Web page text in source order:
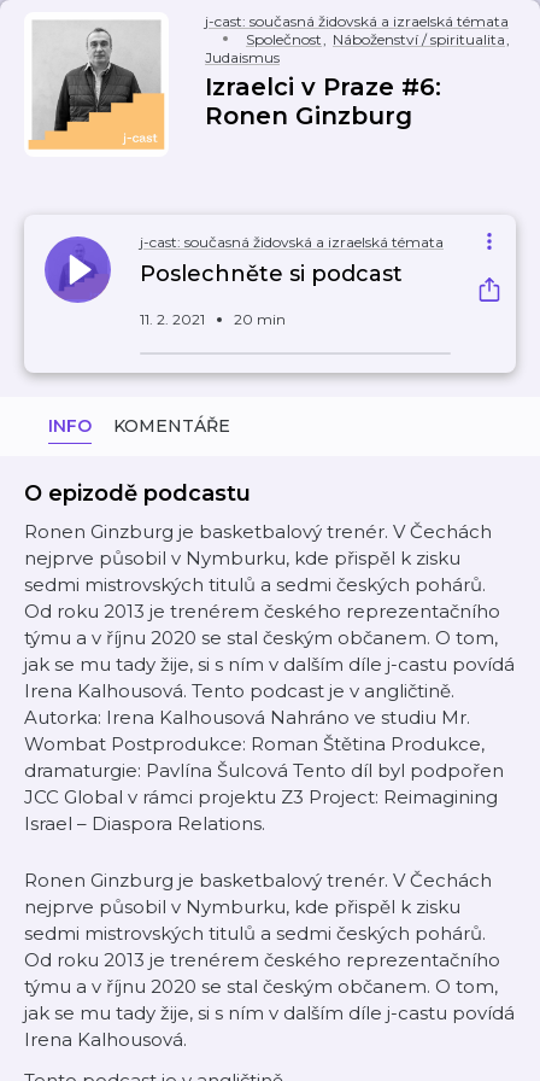
j-cast: současná židovská a izraelská témata
Společnost, Náboženství / spiritualita,
Judaismus
Izraelci v Praze #6:
Ronen Ginzburg
j-cast: současná židovská a izraelská témata
Poslechněte si podcast
11. 2. 2021 20 min
INFO KOMENTÁŘE
O epizodě podcastu
Ronen Ginzburg je basketbalový trenér. V Čechách
nejprve působil v Nymburku, kde přispěl k zisku
sedmi mistrovských titulů a sedmi českých pohárů.
Od roku 2013 je trenérem českého reprezentačního
týmu a v říjnu 2020 se stal českým občanem. O tom,
jak se mu tady žije, si s ním v dalším díle j-castu povídá
Irena Kalhousová. Tento podcast je v angličtině.
Autorka: Irena Kalhousová Nahráno ve studiu Mr.
Wombat Postprodukce: Roman Štětina Produkce,
dramaturgie: Pavlína Šulcová Tento díl byl podpořen
JCC Global v rámci projektu Z3 Project: Reimagining
Israel – Diaspora Relations.
Ronen Ginzburg je basketbalový trenér. V Čechách
nejprve působil v Nymburku, kde přispěl k zisku
sedmi mistrovských titulů a sedmi českých pohárů.
Od roku 2013 je trenérem českého reprezentačního
týmu a v říjnu 2020 se stal českým občanem. O tom,
jak se mu tady žije, si s ním v dalším díle j-castu povídá
Irena Kalhousová.